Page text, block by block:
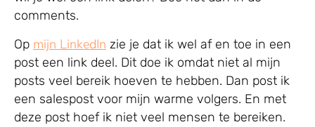
comments.
Op mijn LinkedIn zie je dat ik wel af en toe in een
post een link deel. Dit doe ik omdat niet al mijn
posts veel bereik hoeven te hebben. Dan post ik
een salespost voor mijn warme volgers. En met
deze post hoef ik niet veel mensen te bereiken.